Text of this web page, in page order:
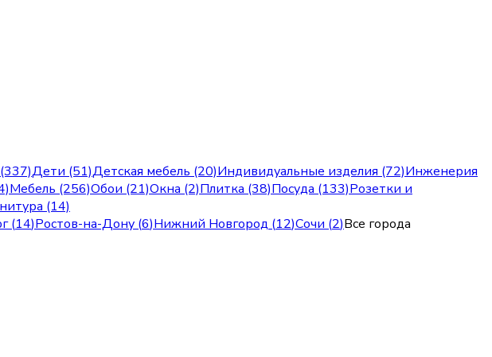
Дети (51)Детская мебель (20)Индивидуальные изделия (72)Инженерия
Мебель (256)Обои (21)Окна (2)Плитка (38)Посуда (133)Розетки и
(14)
(14)Ростов-на-Дону (6)Нижний Новгород (12)Сочи (2)Все города